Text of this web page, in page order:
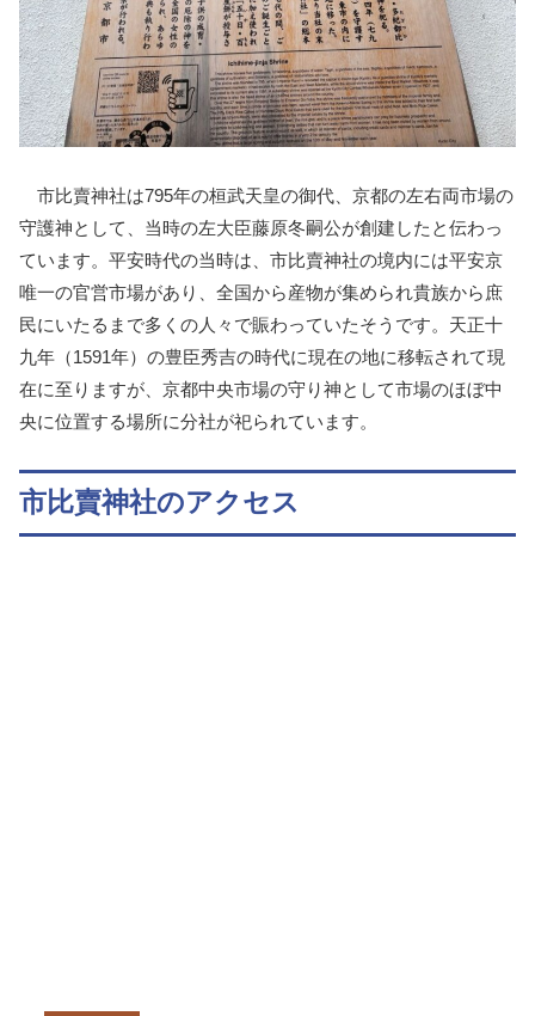
市比賣神社は795年の桓武天皇の御代、京都の左右両市場の
守護神として、当時の左大臣藤原冬嗣公が創建したと伝わっ
ています。平安時代の当時は、市比賣神社の境内には平安京
唯一の官営市場があり、全国から産物が集められ貴族から庶
民にいたるまで多くの人々で賑わっていたそうです。天正十
九年（1591年）の豊臣秀吉の時代に現在の地に移転されて現
在に至りますが、京都中央市場の守り神として市場のほぼ中
央に位置する場所に分社が祀られています。
市比賣神社のアクセス